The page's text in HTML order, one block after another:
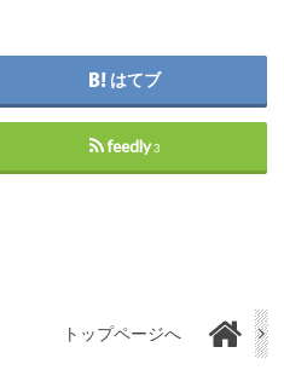
はてブ
feedly3
トップページへ